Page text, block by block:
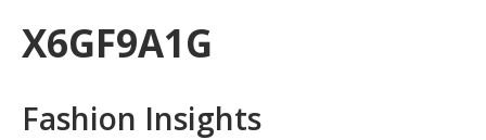
X6GF9A1G
Fashion Insights